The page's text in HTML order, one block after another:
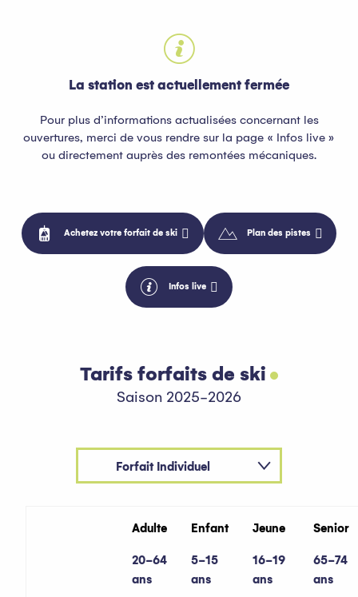
La station est actuellement fermée
Pour plus d’informations actualisées concernant les
ouvertures, merci de vous rendre sur la page « Infos live »
ou directement auprès des remontées mécaniques.
Achetez votre forfait de ski Plan des pistes
Infos live
Tarifs forfaits de ski
Saison 2025-2026
Forfait Individuel
Pass Piéton
Adulte
20-64
ans
Enfant
5-15
ans
Jeune
16-19
ans
Senior
65-74
ans